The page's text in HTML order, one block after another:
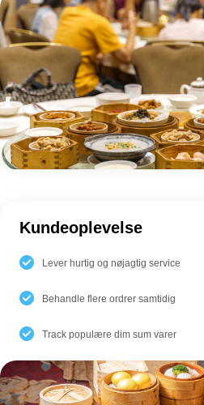
Kundeoplevelse
Lever hurtig og nøjagtig service
Behandle flere ordrer samtidig
Track populære dim sum varer